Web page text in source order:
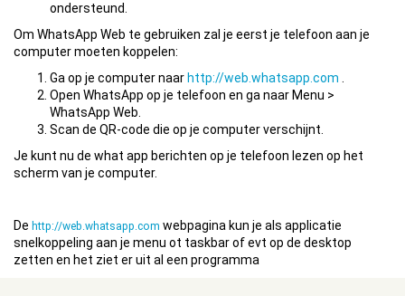
ondersteund.
Om WhatsApp Web te gebruiken zal je eerst je telefoon aan je
computer moeten koppelen:
Ga op je computer naar http://web.whatsapp.com
Open WhatsApp op je telefoon en ga naar Menu >
WhatsApp Web.
Scan de QR-code die op je computer verschijnt.
Je kunt nu de what app berichten op je telefoon lezen op het
scherm van je computer.
De http://web.whatsapp.com webpagina kun je als applicatie
snelkoppeling aan je menu ot taskbar of evt op de desktop
zetten en het ziet er uit al een programma